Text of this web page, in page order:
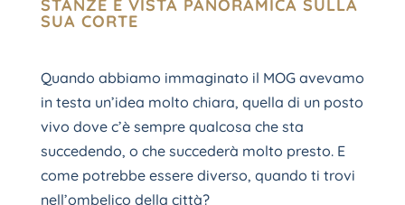
STANZE E VISTA PANORAMICA SULLA
SUA CORTE
Quando abbiamo immaginato il MOG avevamo
in testa un’idea molto chiara, quella di un posto
vivo dove c’è sempre qualcosa che sta
succedendo, o che succederà molto presto. E
come potrebbe essere diverso, quando ti trovi
nell’ombelico della città?